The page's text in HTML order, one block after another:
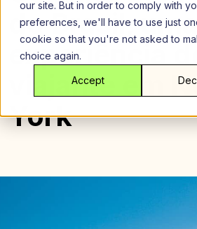
our site. But in order to comply with
preferences, we'll have to use just
cookie so that you're not asked to
choice again.
Accept
do Brasil,
experiência
viajante em
York